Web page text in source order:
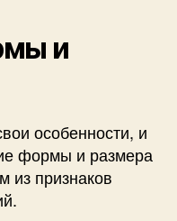
и
особенности, и
формы и размера
из признаков